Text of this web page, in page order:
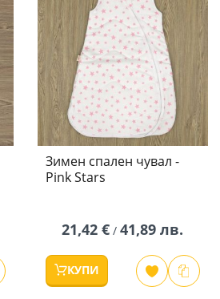
Зимен спален чувал -
Pink Stars
21,42 € /41,89 лв.
КУПИ